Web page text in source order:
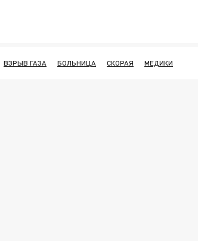
ВЗРЫВ ГАЗА БОЛЬНИЦА СКОРАЯ МЕДИКИ